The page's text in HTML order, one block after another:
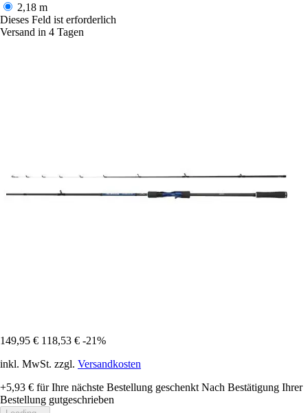
2,18 m
Dieses Feld ist erforderlich
Versand in 4 Tagen
149,95 € 118,53 € -21%
inkl. MwSt. zzgl. Versandkosten
+5,93 € für Ihre nächste Bestellung geschenkt Nach Bestätigung Ihrer
Bestellung gutgeschrieben